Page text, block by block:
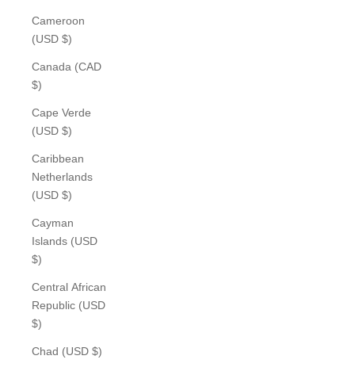
Cameroon
(USD $)
Canada (CAD
$)
Cape Verde
(USD $)
Caribbean
Netherlands
(USD $)
Cayman
Islands (USD
$)
Central African
Republic (USD
$)
Chad (USD $)